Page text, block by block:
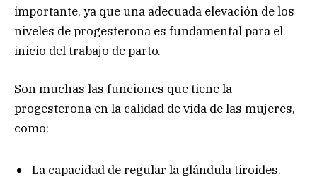
importante, ya que una adecuada elevación de los
niveles de progesterona es fundamental para el
inicio del trabajo de parto.
Son muchas las funciones que tiene la
progesterona en la calidad de vida de las mujeres,
como:
La capacidad de regular la glándula tiroides.